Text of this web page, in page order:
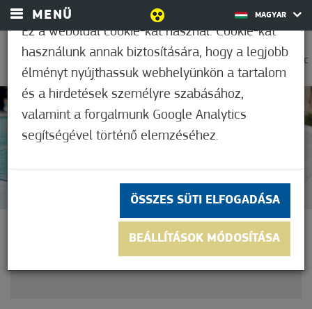
MENÜ MAGYAR
0
25,6°C
Nem értékelt
INDUL A STRANDSZEZON
Ez a weboldal cookie-kat használ. Cookie-kat
használunk annak biztosítására, hogy a legjobb
élményt nyújthassuk webhelyünkön a tartalom
és a hirdetések személyre szabásához,
valamint a forgalmunk Google Analytics
segítségével történő elemzéséhez.
ÖSSZES SÜTI ELFOGADÁSA
BEÁLLÍTÁSOK MÓDOSÍTÁSA